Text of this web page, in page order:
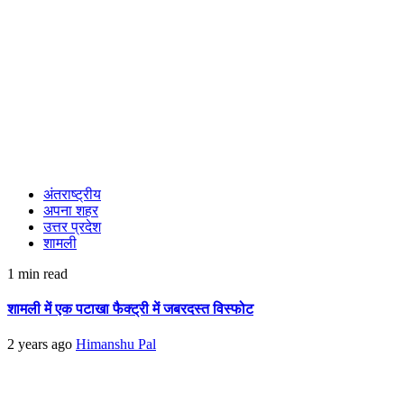
अंतराष्ट्रीय
अपना शहर
उत्तर प्रदेश
शामली
1 min read
शामली में एक पटाखा फैक्ट्री में जबरदस्त विस्फोट
2 years ago Himanshu Pal